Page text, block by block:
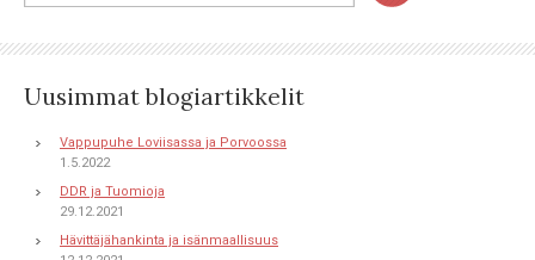
Uusimmat blogiartikkelit
Vappupuhe Loviisassa ja Porvoossa
1.5.2022
DDR ja Tuomioja
29.12.2021
Hävittäjähankinta ja isänmaallisuus